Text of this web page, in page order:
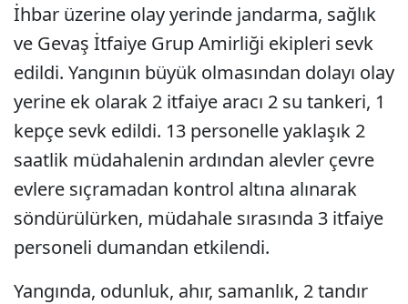
İhbar üzerine olay yerinde jandarma, sağlık
ve Gevaş İtfaiye Grup Amirliği ekipleri sevk
edildi. Yangının büyük olmasından dolayı olay
yerine ek olarak 2 itfaiye aracı 2 su tankeri, 1
kepçe sevk edildi. 13 personelle yaklaşık 2
saatlik müdahalenin ardından alevler çevre
evlere sıçramadan kontrol altına alınarak
söndürülürken, müdahale sırasında 3 itfaiye
personeli dumandan etkilendi.
Yangında, odunluk, ahır, samanlık, 2 tandır